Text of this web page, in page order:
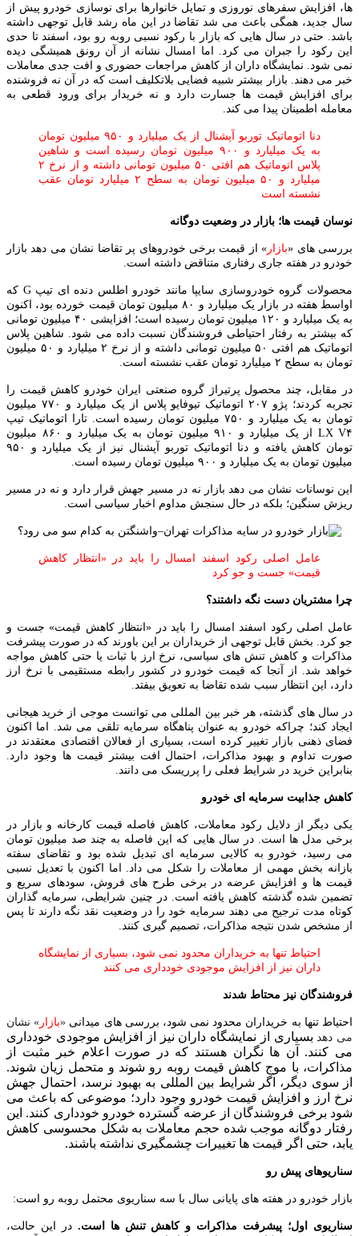
ها، افزایش سفرهای نوروزی و تمایل خانوارها برای نوسازی خودرو پیش از
سال جدید، همگی باعث می‌ شد تقاضا در این ماه رشد قابل توجهی داشته
باشد. حتی در سال‌ هایی که بازار با رکود نسبی روبه‌ رو بود، اسفند تا حدی
این رکود را جبران می‌ کرد. اما امسال نشانه‌ از آن رونق همیشگی دیده
نمی‌ شود. نمایشگاه‌ داران از کاهش مراجعات حضوری و افت جدی معاملات
خبر می‌ دهند. بازار بیشتر شبیه فضایی بلاتکلیف است که در آن نه فروشنده
برای افزایش قیمت‌ ها جسارت دارد و نه خریدار برای ورود قطعی به
معامله اطمینان پیدا می‌ کند.
دنا اتوماتیک توربو آپشنال از یک میلیارد و ۹۵۰ میلیون تومان
به یک میلیارد و ۹۰۰ میلیون تومان رسیده است و شاهین
پلاس اتوماتیک هم افتی ۵۰ میلیون تومانی داشته و از نرخ ۲
میلیارد و ۵۰ میلیون تومان به سطح ۲ میلیارد تومان عقب
نشسته است
نوسان قیمت‌ ها؛ بازار در وضعیت دوگانه
بررسی های «بازار » از قیمت برخی خودروهای پر تقاضا نشان می‌ دهد بازار
خودرو در هفته جاری رفتاری متناقض داشته است.
محصولات گروه خودروسازی سایپا مانند خودرو اطلس دنده‌ ای تیپ G که
اواسط هفته در بازار یک میلیارد و ۸۰ میلیون تومان قیمت خورده بود، اکنون
به یک میلیارد و ۱۲۰ میلیون تومان رسیده است؛ افزایشی ۴۰ میلیون تومانی
که بیشتر به رفتار احتیاطی فروشندگان نسبت داده می‌ شود. شاهین پلاس
اتوماتیک هم افتی ۵۰ میلیون تومانی داشته و از نرخ ۲ میلیارد و ۵۰ میلیون
تومان به سطح ۲ میلیارد تومان عقب نشسته است.
در مقابل، چند محصول پرتیراژ گروه صنعتی ایران‌ خودرو کاهش قیمت را
تجربه کردند؛ پژو ۲۰۷ اتوماتیک تیوفایو پلاس از یک میلیارد و ۷۷۰ میلیون
تومان به یک میلیارد و ۷۵۰ میلیون تومان رسیده است. تارا اتوماتیک تیپ
LX V۴ از یک میلیارد و ۹۱۰ میلیون تومان به یک میلیارد و ۸۶۰ میلیون
تومان کاهش یافته و دنا اتوماتیک توربو آپشنال نیز از یک میلیارد و ۹۵۰
میلیون تومان به یک میلیارد و ۹۰۰ میلیون تومان رسیده است.
این نوسانات نشان می‌ دهد بازار نه در مسیر جهش قرار دارد و نه در مسیر
ریزش سنگین؛ بلکه در حال سنجش مداوم اخبار سیاسی است.
عامل اصلی رکود اسفند امسال را باید در «انتظار کاهش
قیمت» جست‌ و جو کرد
چرا مشتریان دست نگه داشتند؟
عامل اصلی رکود اسفند امسال را باید در «انتظار کاهش قیمت» جست‌ و
جو کرد. بخش قابل توجهی از خریداران بر این باورند که در صورت پیشرفت
مذاکرات و کاهش تنش‌ های سیاسی، نرخ ارز با ثبات یا حتی کاهش مواجه
خواهد شد. از آنجا که قیمت خودرو در کشور رابطه مستقیمی با نرخ ارز
دارد، این انتظار سبب شده تقاضا به تعویق بیفتد.
در سال‌ های گذشته، هر خبر بین المللی می‌ توانست موجی از خرید هیجانی
ایجاد کند؛ چراکه خودرو به عنوان پناهگاه سرمایه تلقی می‌ شد. اما اکنون
فضای ذهنی بازار تغییر کرده است، بسیاری از فعالان اقتصادی معتقدند در
صورت تداوم و بهبود مذاکرات، احتمال افت بیشتر قیمت‌ ها وجود دارد.
بنابراین خرید در شرایط فعلی را پرریسک می‌ دانند.
کاهش جذابیت سرمایه‌ ای خودرو
یکی دیگر از دلایل رکود معاملات، کاهش فاصله قیمت کارخانه و بازار در
برخی مدل‌ ها است. در سال‌ هایی که این فاصله به چند صد میلیون تومان
می‌ رسید، خودرو به کالایی سرمایه‌ ای تبدیل شده بود و تقاضای سفته‌
بازانه بخش مهمی از معاملات را شکل می‌ داد. اما اکنون با تعدیل نسبی
قیمت‌ ها و افزایش عرضه در برخی طرح‌ های فروش، سودهای سریع و
تضمین‌ شده گذشته کاهش یافته است. در چنین شرایطی، سرمایه‌ گذاران
کوتاه‌ مدت ترجیح می‌ دهند سرمایه خود را در وضعیت نقد نگه دارند تا پس
از مشخص شدن نتیجه مذاکرات، تصمیم‌ گیری کنند.
احتیاط تنها به خریداران محدود نمی‌ شود، بسیاری از نمایشگاه‌
داران نیز از افزایش موجودی خودداری می‌ کنند
فروشندگان نیز محتاط شدند
احتیاط تنها به خریداران محدود نمی‌ شود، بررسی های میدانی «بازار » نشان
می دهد بسیاری از نمایشگاه‌ داران نیز از افزایش موجودی خودداری
می‌ کنند. آن ها نگران‌ هستند که در صورت اعلام خبر مثبت از
مذاکرات، با موج کاهش قیمت روبه‌ رو شوند و متحمل زیان شوند.
از سوی دیگر، اگر شرایط بین المللی به بهبود نرسد، احتمال جهش
نرخ ارز و افزایش قیمت خودرو وجود دارد؛ موضوعی که باعث می‌
شود برخی فروشندگان از عرضه گسترده خودرو خودداری کنند. این
رفتار دوگانه موجب شده حجم معاملات به شکل محسوسی کاهش
یابد، حتی اگر قیمت‌ ها تغییرات چشمگیری نداشته باشند.
سناریوهای پیش رو
بازار خودرو در هفته‌ های پایانی سال با سه سناریوی محتمل روبه‌ رو است:
سناریوی اول؛ پیشرفت مذاکرات و کاهش تنش‌ ها است.در این حالت،